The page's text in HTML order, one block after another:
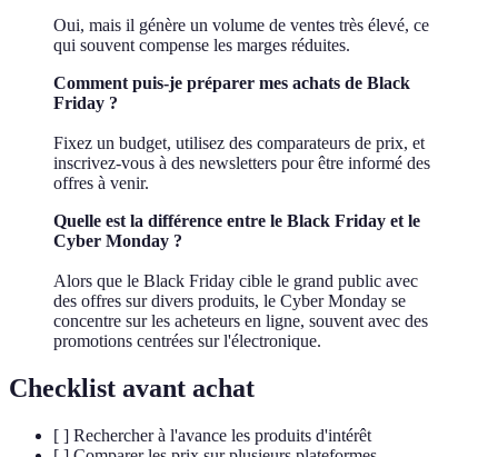
Oui, mais il génère un volume de ventes très élevé, ce
qui souvent compense les marges réduites.
Comment puis-je préparer mes achats de Black
Friday ?
Fixez un budget, utilisez des comparateurs de prix, et
inscrivez-vous à des newsletters pour être informé des
offres à venir.
Quelle est la différence entre le Black Friday et le
Cyber Monday ?
Alors que le Black Friday cible le grand public avec
des offres sur divers produits, le Cyber Monday se
concentre sur les acheteurs en ligne, souvent avec des
promotions centrées sur l'électronique.
Checklist avant achat
[ ] Rechercher à l'avance les produits d'intérêt